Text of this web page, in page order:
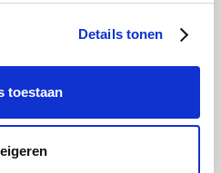
Details tonen
toestaan
Delonghi Tennis Point